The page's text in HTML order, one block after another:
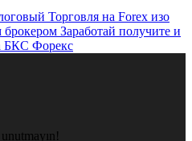
Торговля на Forex изо
Заработай получите и
БКС Форекс